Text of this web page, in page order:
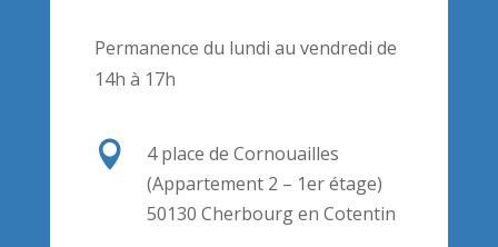
Permanence du lundi au vendredi de
14h à 17h

4 place de Cornouailles
(Appartement 2 – 1er étage)
50130 Cherbourg en Cotentin